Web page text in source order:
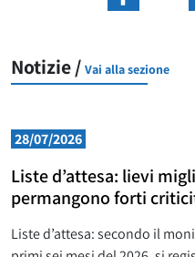
Notizie / Vai alla sezione
28/07/2026
Liste d’attesa: lievi
permangono forti
Liste d’attesa: secondo il